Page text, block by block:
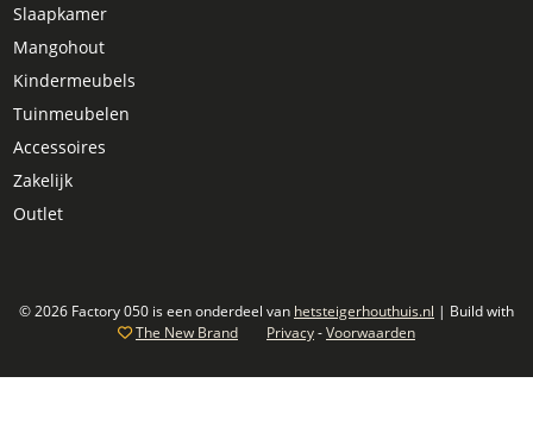
Slaapkamer
Mangohout
Kindermeubels
Tuinmeubelen
Accessoires
Zakelijk
Outlet
© 2026 Factory 050 is een onderdeel van hetsteigerhouthuis.nl | Build with
The New Brand
Privacy-Voorwaarden